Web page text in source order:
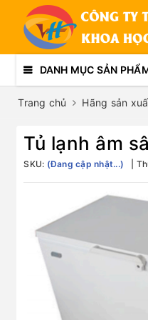
DANH MỤC SẢN
Trang chủ Hãng sản
Tủ lạnh âm
SKU: (Đang cập nhật...)